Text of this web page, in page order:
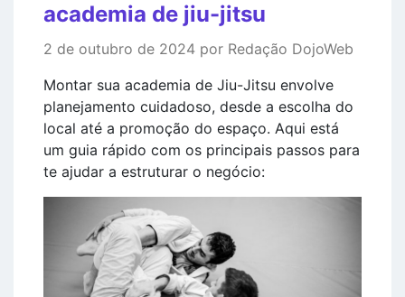
academia de jiu-jitsu
2 de outubro de 2024 por Redação DojoWeb
Montar sua academia de Jiu-Jitsu envolve
planejamento cuidadoso, desde a escolha do
local até a promoção do espaço. Aqui está
um guia rápido com os principais passos para
te ajudar a estruturar o negócio: